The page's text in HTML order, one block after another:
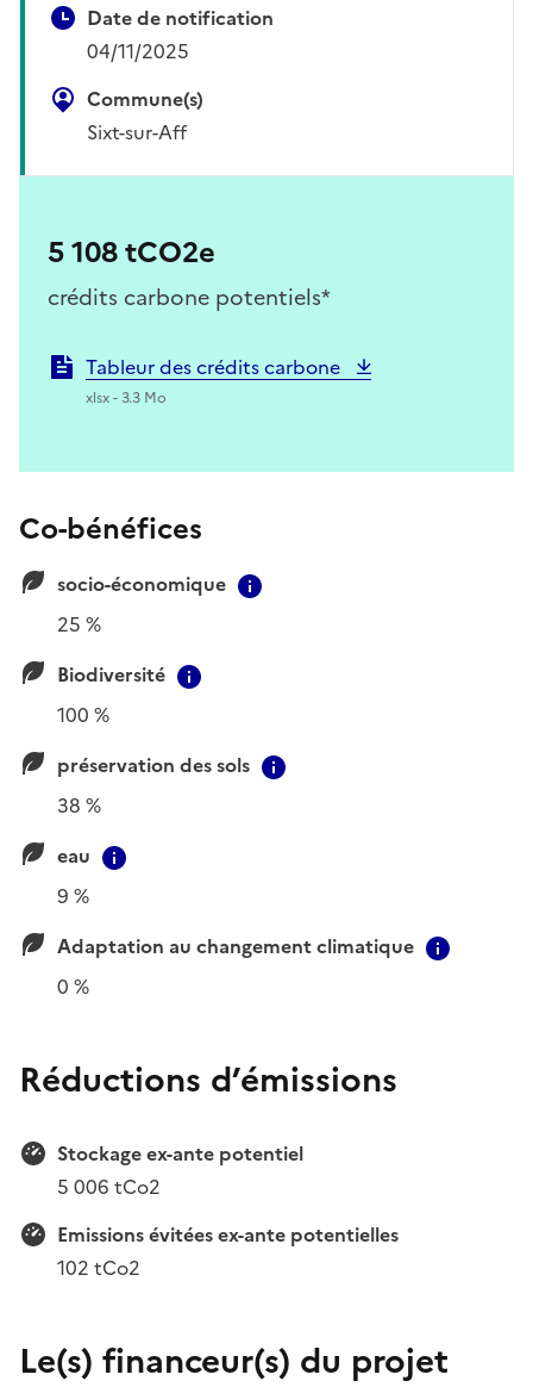
Date de notification
04/11/2025
Commune(s)
Sixt-sur-Aff
5 108 tCO2e
crédits carbone potentiels*
Tableur des crédits carbone
xlsx - 3.3 Mo
Co-bénéfices
socio-économique
25 %
Biodiversité
100 %
préservation des sols
38 %
eau
9 %
Adaptation au changement climatique
0 %
Réductions d’émissions
Stockage ex-ante potentiel
5 006 tCo2
Emissions évitées ex-ante potentielles
102 tCo2
Le(s) financeur(s) du projet